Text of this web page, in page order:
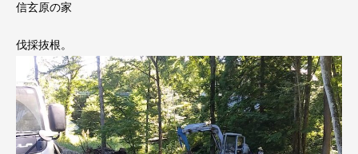
信玄原の家
伐採抜根。